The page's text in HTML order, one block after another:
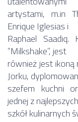
artystami, m.in
Enrique Iglesias i
Raphael
“Milkshake”, jest
również jest
Jorku,
szefem kuchni
jednej z najlepszych
szkół kulinarnych